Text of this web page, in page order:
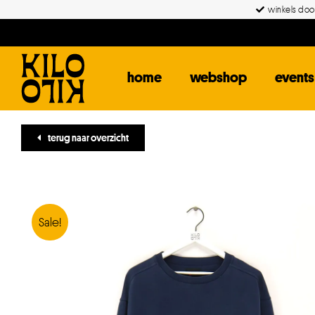
inhoud
winkels
home webshop events
terug naar overzicht
Sale!